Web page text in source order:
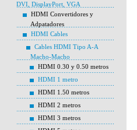
DVI, DisplayPort, VGA
HDMI Convertidores y
Adpatadores
HDMI Cables
Cables HDMI Tipo A-A
Macho-Macho
HDMI 0.30 y 0.50 metros
HDMI 1 metro
HDMI 1.50 metros
HDMI 2 metros
HDMI 3 metros